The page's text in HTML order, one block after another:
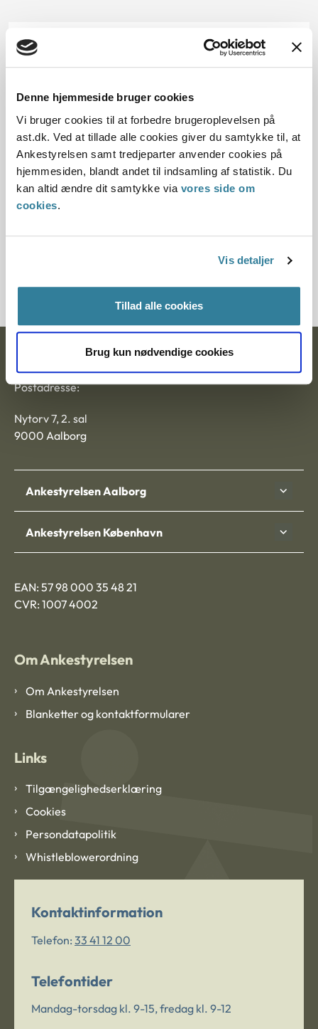
Denne hjemmeside bruger cookies
Vi bruger cookies til at forbedre brugeroplevelsen på
ast.dk. Ved at tillade alle cookies giver du samtykke til, at
Ankestyrelsen samt tredjeparter anvender cookies på
hjemmesiden, blandt andet til indsamling af statistik. Du
kan altid ændre dit samtykke via vores side om
cookies.
Vis detaljer
Tillad alle cookies
Brug kun nødvendige cookies
Dato for underskrift
Offentliggørelsesdato
12.07.2013
Paragraf
§ 45 § 43 § 44
Ankestyrelsen
Postadresse:
Nytorv 7, 2. sal
9000 Aalborg
Ankestyrelsen Aalborg
Ankestyrelsen København
EAN: 57 98 000 35 48 21
CVR: 1007 4002
Om Ankestyrelsen
Om Ankestyrelsen
Blanketter og kontaktformularer
Links
Tilgængelighedserklæring
Cookies
Persondatapolitik
Whistleblowerordning
Kontaktinformation
Telefon: 33 41 12 00
Telefontider
Mandag-torsdag kl. 9-15, fredag kl. 9-12